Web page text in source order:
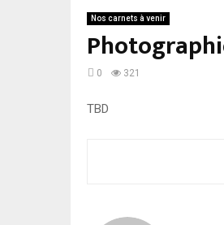
Nos carnets à venir
0 321
TBD